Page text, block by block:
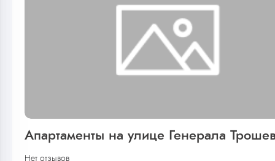
Апартаменты на улице Генерала
Нет отзывов